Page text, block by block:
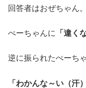
回答者はおぜちゃん。
ぺーちゃんに 「違く
逆に振られたぺーち
「わかんな～い（汗）